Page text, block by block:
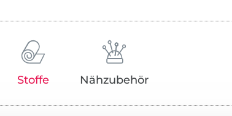
Stoffe Nähzubehör